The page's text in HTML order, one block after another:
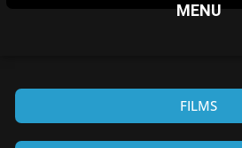
MENU
FILMS